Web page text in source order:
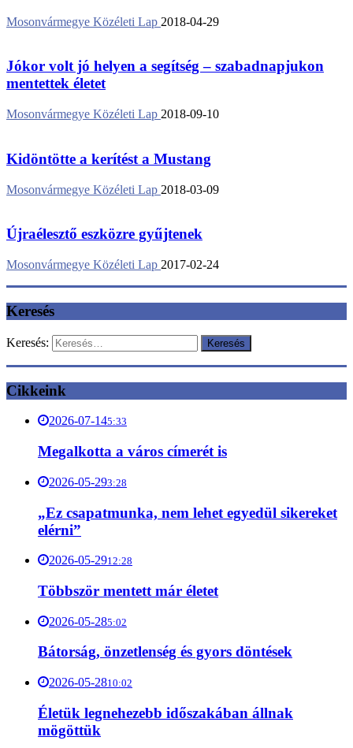
Mosonvármegye Közéleti Lap 2018-04-29
Jókor volt jó helyen a segítség – szabadnapjukon
mentettek életet
Mosonvármegye Közéleti Lap 2018-09-10
Kidöntötte a kerítést a Mustang
Mosonvármegye Közéleti Lap 2018-03-09
Újraélesztő eszközre gyűjtenek
Mosonvármegye Közéleti Lap 2017-02-24
Keresés
Keresés:
Cikkeink
2026-07-145:33
Megalkotta a város címerét is
2026-05-293:28
„Ez csapatmunka, nem lehet egyedül sikereket
elérni”
2026-05-2912:28
Többször mentett már életet
2026-05-285:02
Bátorság, önzetlenség és gyors döntések
2026-05-2810:02
Életük legnehezebb időszakában állnak
mögöttük